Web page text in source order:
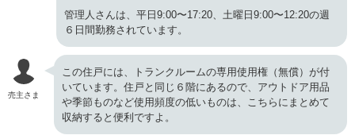
管理人さんは、平日9:00〜17:20、土曜日9:00〜12:20の週
６日間勤務されています。
売主さま
この住戸には、トランクルームの専用使用権（無償）が付
いています。住戸と同じ６階にあるので、アウトドア用品
や季節ものなど使用頻度の低いものは、こちらにまとめて
収納すると便利ですよ。